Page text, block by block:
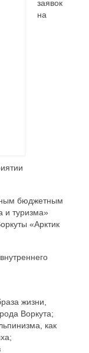
заявок
на
бюджетным
и туризма»
«Арктик
жизни,
Воркута;
как